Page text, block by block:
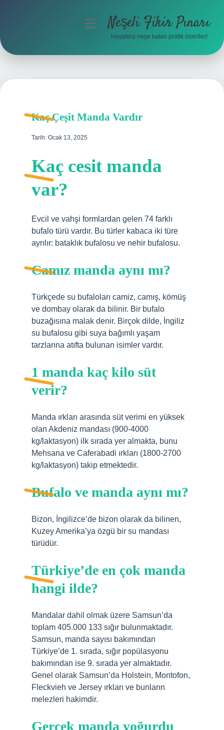
Hakkımızda
menüyüNeşeli Fikir Pınarı
Hayatına neşe katan pratik öneriler!
Kaç Çeşit Manda Vardır
Tarih: Ocak 13, 2025
Kaç cesit manda
var?
Evcil ve vahşi formlardan gelen 74 farklı
bufalo türü vardır. Bu türler kabaca iki türe
ayrılır: bataklık bufalosu ve nehir bufalosu.
Camız manda aynı mı?
Türkçede su bufaloları camiz, camış, kömüş
ve dombay olarak da bilinir. Bir bufalo
buzağısına malak denir. Birçok dilde, İngiliz
su bufalosu gibi suya bağımlı yaşam
tarzlarına atıfta bulunan isimler vardır.
1 manda kaç kilo süt
verir?
Manda ırkları arasında süt verimi en yüksek
olan Akdeniz mandası (900-4000
kg/laktasyon) ilk sırada yer almakta, bunu
Mehsana ve Caferabadi ırkları (1800-2700
kg/laktasyon) takip etmektedir.
Bufalo ve manda aynı mı?
Bizon, İngilizce’de bizon olarak da bilinen,
Kuzey Amerika’ya özgü bir su mandası
türüdür.
Türkiye’de en çok manda
hangi ilde?
Mandalar dahil olmak üzere Samsun’da
toplam 405.000 133 sığır bulunmaktadır.
Samsun, manda sayısı bakımından
Türkiye’de 1. sırada, sığır popülasyonu
bakımından ise 9. sırada yer almaktadır.
Genel olarak Samsun’da Holstein, Montofon,
Fleckvieh ve Jersey ırkları ve bunların
melezleri hakimdir.
Gerçek manda yoğurdu